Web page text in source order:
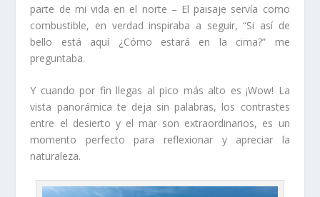
parte de mi vida en el norte – El paisaje servía como
combustible, en verdad inspiraba a seguir, “Si así de
bello está aquí ¿Cómo estará en la cima?” me
preguntaba.
Y cuando por fin llegas al pico más alto es ¡Wow! La
vista panorámica te deja sin palabras, los contrastes
entre el desierto y el mar son extraordinarios, es un
momento perfecto para reflexionar y apreciar la
naturaleza.